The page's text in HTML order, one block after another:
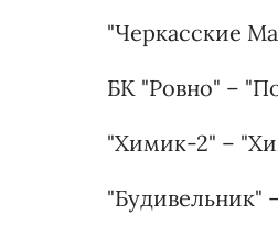
"Черкасские
БК "Ровно" –
"Химик-2" –
"Будивельник"